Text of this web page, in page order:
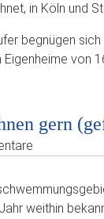
in Köln und
begnügen
von
gern
weithin